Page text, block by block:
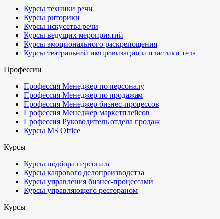
Курсы техники речи
Курсы риторики
Курсы искусства речи
Курсы ведущих мероприятий
Курсы эмоционального раскрепощения
Курсы театральной импровизации и пластики тела
Профессии
Профессия Менеджер по персоналу
Профессия Менеджер по продажам
Профессия Менеджер бизнес-процессов
Профессия Менеджер маркетплейсов
Профессия Руководитель отдела продаж
Курсы MS Office
Курсы
Курсы подбора персонала
Курсы кадрового делопроизводства
Курсы управления бизнес-процессами
Курсы управляющего рестораном
Курсы